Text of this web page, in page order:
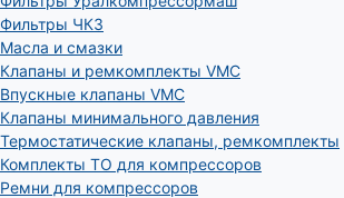
Фильтры ЧКЗ
Масла и смазки
Клапаны и ремкомплекты VMC
Впускные клапаны VMC
Клапаны минимального давления
Термостатические клапаны, ремкомплекты
Комплекты ТО для компрессоров
Ремни для компрессоров